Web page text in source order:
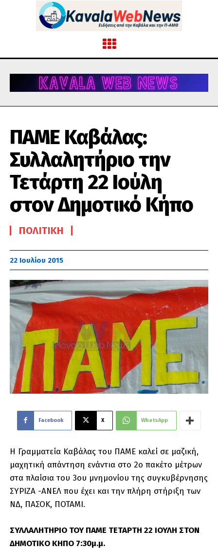
ΠΑΜΕ Καβάλας:
Συλλαλητήριο την
Τετάρτη 22 Ιούλη
στον Δημοτικό Κήπο
ΠΟΛΙΤΙΚΉ
22 Ιουλίου 2015
Facebook X WhatsApp
Η Γραμματεία Καβάλας του ΠΑΜΕ καλεί σε μαζική,
μαχητική απάντηση ενάντια στο 2ο πακέτο μέτρων
στα πλαίσια του 3ου μνημονίου της συγκυβέρνησης
ΣΥΡΙΖΑ -ΑΝΕΛ που έχει και την πλήρη στήριξη των
ΝΔ, ΠΑΣΟΚ, ΠΟΤΑΜΙ.
ΣΥΛΛΑΛΗΤΗΡΙΟ ΤΟΥ ΠΑΜΕ ΤΕΤΑΡΤΗ 22 ΙΟΥΛΗ ΣΤΟΝ
ΔΗΜΟΤΙΚΟ ΚΗΠΟ 7:30μ.μ.